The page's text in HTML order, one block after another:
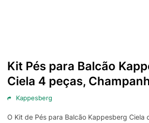
Kit Pés para Balcão
Ciela 4 peças,
Kappesberg
O Kit de Pés para Balcão Kappesberg Ciela